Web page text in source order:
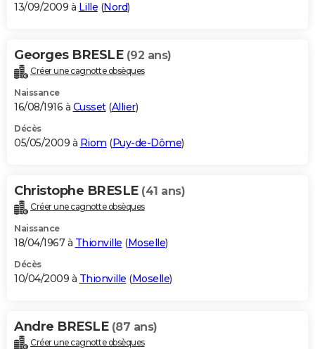
13/09/2009 à Lille (Nord)
Georges BRESLE (92 ans)
Créer une cagnotte obsèques
Naissance
16/08/1916 à Cusset(Allier)
Décès
05/05/2009 à Riom (Puy-de-Dôme)
Christophe BRESLE (41 ans)
Créer une cagnotte obsèques
Naissance
18/04/1967 à Thionville (Moselle)
Décès
10/04/2009 à Thionville (Moselle)
Andre BRESLE (87 ans)
Créer une cagnotte obsèques